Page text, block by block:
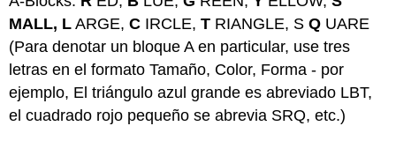
MALL, L ARGE,C IRCLE,T RIANGLE, SQ UARE
(Para denotar un bloque A en particular, use tres
letras en el formato Tamaño, Color, Forma - por
ejemplo, El triángulo azul grande es abreviado LBT,
el cuadrado rojo pequeño se abrevia SRQ, etc.)